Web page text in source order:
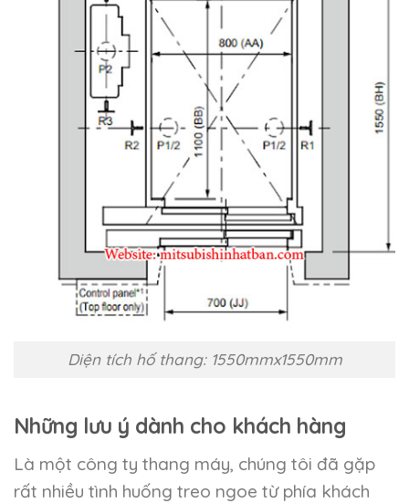
Diện tích hố thang: 1550mmx1550mm
Những lưu ý dành cho khách hàng
Là một công ty thang máy, chúng tôi đã gặp
rất nhiều tình huống treo ngoe từ phía khách